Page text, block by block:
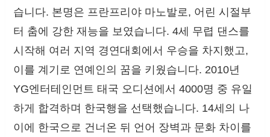
습니다. 본명은 프란프리야 마노발로, 어린 시절부
터 춤에 강한 재능을 보였습니다. 4세 무렵 댄스를
시작해 여러 지역 경연대회에서 우승을 차지했고,
이를 계기로 연예인의 꿈을 키웠습니다. 2010년
YG엔터테인먼트 태국 오디션에서 4000명 중 유일
하게 합격하며 한국행을 선택했습니다. 14세의 나
이에 한국으로 건너온 뒤 언어 장벽과 문화 차이를